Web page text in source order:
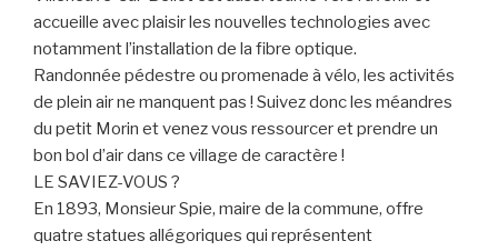
accueille avec plaisir les nouvelles technologies avec
notamment l’installation de la fibre optique.
Randonnée pédestre ou promenade à vélo, les activités
de plein air ne manquent pas ! Suivez donc les méandres
du petit Morin et venez vous ressourcer et prendre un
bon bol d’air dans ce village de caractère !
LE SAVIEZ-VOUS ?
En 1893, Monsieur Spie, maire de la commune, offre
quatre statues allégoriques qui représentent